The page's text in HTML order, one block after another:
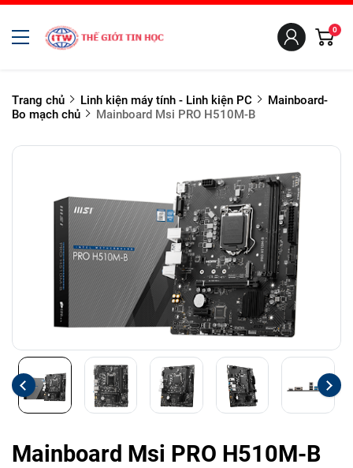
0
Trang chủ Linh kiện máy tính - Linh kiện PC
Mainboard-
Bo mạch chủ
Mainboard Msi PRO H510M-B
Mainboard Msi PRO H510M-B